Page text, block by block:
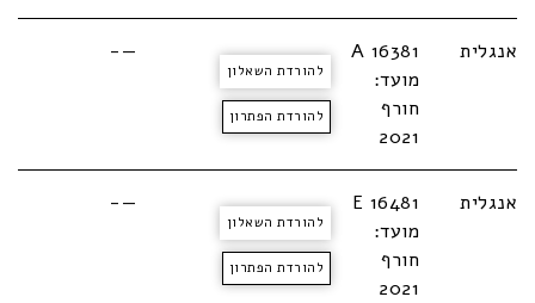
אנגלית
A 16381
מועד:
חורף
2021
להורדת השאלון
להורדת הפתרון
—-
אנגלית
E 16481
מועד:
חורף
2021
להורדת השאלון
להורדת הפתרון
—-